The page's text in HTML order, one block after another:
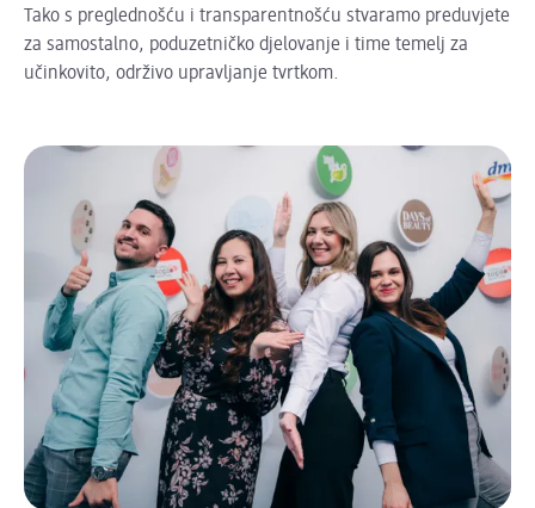
Tako s preglednošću i transparentnošću stvaramo preduvjete
za samostalno, poduzetničko djelovanje i time temelj za
učinkovito, održivo upravljanje tvrtkom.